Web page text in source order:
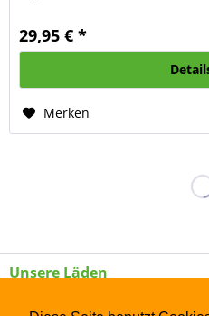
29,95 € *
Merken
Unsere Läden
Shop Service